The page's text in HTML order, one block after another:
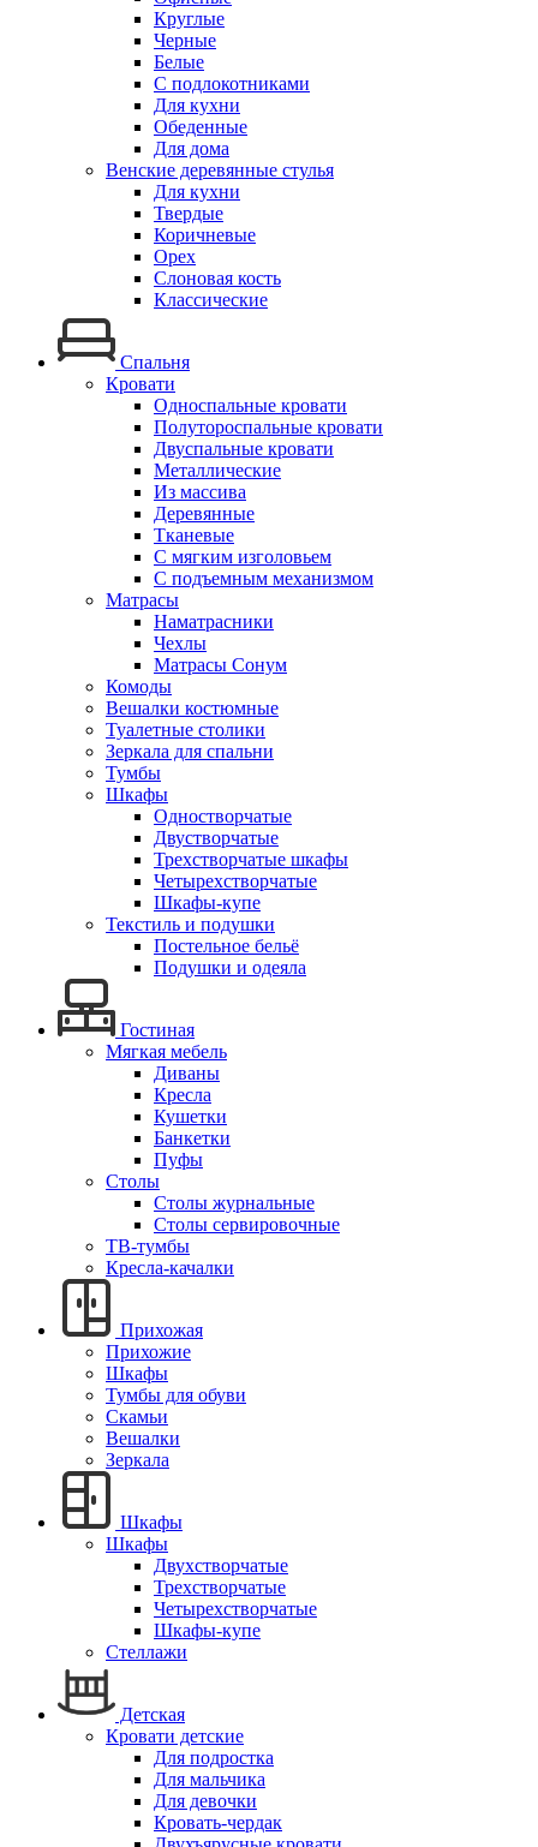
Круглые
Черные
Белые
С подлокотниками
Для кухни
Обеденные
Для дома
Венские деревянные стулья
Для кухни
Твердые
Коричневые
Орех
Слоновая кость
Классические
Спальня
Кровати
Односпальные кровати
Полутороспальные кровати
Двуспальные кровати
Металлические
Из массива
Деревянные
Тканевые
С мягким изголовьем
С подъемным механизмом
Матрасы
Наматрасники
Чехлы
Матрасы Сонум
Комоды
Вешалки костюмные
Туалетные столики
Зеркала для спальни
Тумбы
Шкафы
Одностворчатые
Двустворчатые
Трехстворчатые шкафы
Четырехстворчатые
Шкафы-купе
Текстиль и подушки
Постельное бельё
Подушки и одеяла
Гостиная
Мягкая мебель
Диваны
Кресла
Кушетки
Банкетки
Пуфы
Столы
Столы журнальные
Столы сервировочные
ТВ-тумбы
Кресла-качалки
Прихожая
Прихожие
Шкафы
Тумбы для обуви
Скамьи
Вешалки
Зеркала
Шкафы
Шкафы
Двухстворчатые
Трехстворчатые
Четырехстворчатые
Шкафы-купе
Стеллажи
Детская
Кровати детские
Для подростка
Для мальчика
Для девочки
Кровать-чердак